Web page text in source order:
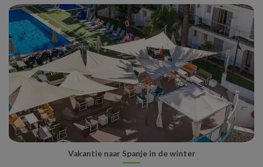
Vakantie naar Spanje in de winter